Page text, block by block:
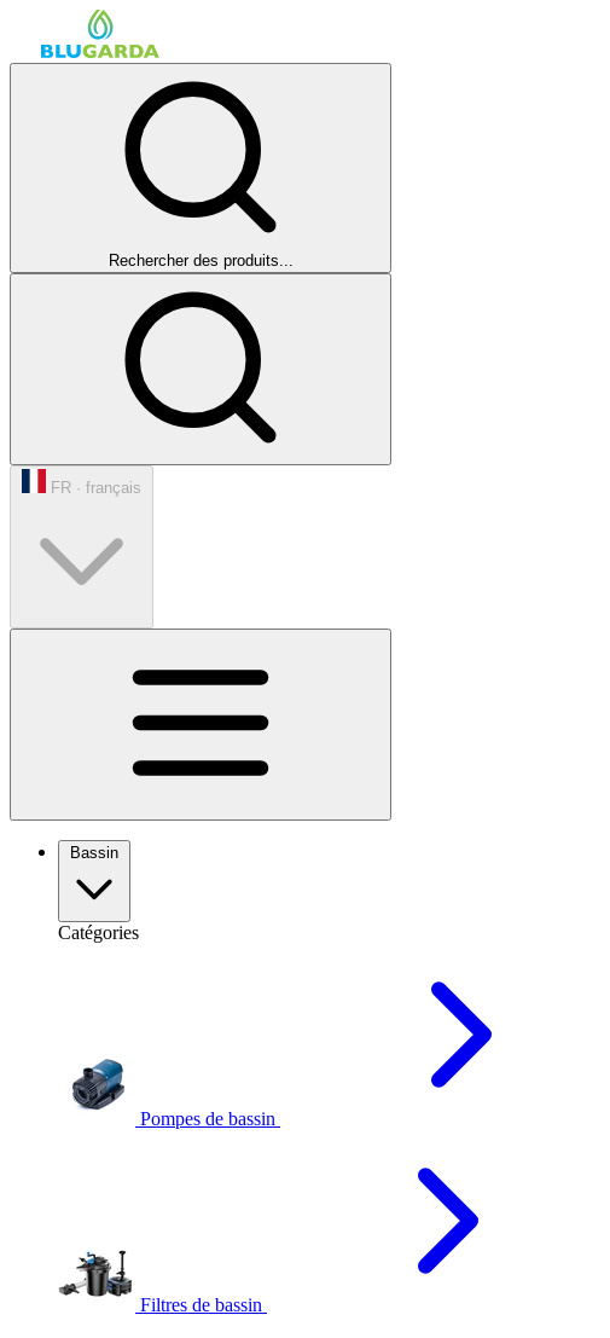
Rechercher des produits...
FR · français
Bassin
Catégories
Pompes de bassin
Filtres de bassin